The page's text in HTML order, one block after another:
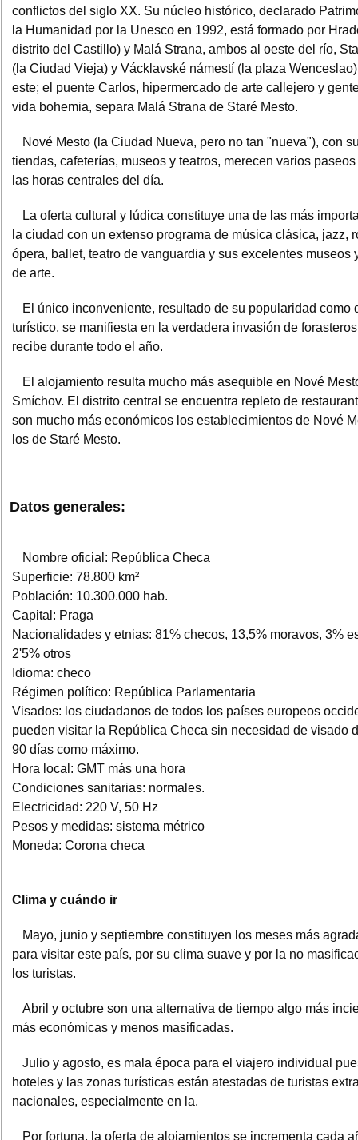
conflictos del siglo XX. Su núcleo histórico, declarado
la Humanidad por la Unesco en 1992, está formado por
distrito del Castillo) y Malá Strana, ambos al oeste del río,
(la Ciudad Vieja) y Vácklavské námestí (la plaza
este; el puente Carlos, hipermercado de arte callejero y
vida bohemia, separa Malá Strana de Staré Mesto.
Nové Mesto (la Ciudad Nueva, pero no tan "nueva"), con
tiendas, cafeterías, museos y teatros, merecen varios
las horas centrales del día.
La oferta cultural y lúdica constituye una de las más
la ciudad con un extenso programa de música clásica, jazz,
ópera, ballet, teatro de vanguardia y sus excelentes museos
de arte.
El único inconveniente, resultado de su popularidad como
turístico, se manifiesta en la verdadera invasión de
recibe durante todo el año.
El alojamiento resulta mucho más asequible en Nové
Smíchov. El distrito central se encuentra repleto de
son mucho más económicos los establecimientos de Nové
los de Staré Mesto.
Datos generales:
Nombre oficial: República Checa
Superficie: 78.800 km²
Población: 10.300.000 hab.
Capital: Praga
Nacionalidades y etnias: 81% checos, 13,5% moravos, 3%
2'5% otros
Idioma: checo
Régimen político: República Parlamentaria
Visados: los ciudadanos de todos los países europeos
pueden visitar la República Checa sin necesidad de visado
90 días como máximo.
Hora local: GMT más una hora
Condiciones sanitarias: normales.
Electricidad: 220 V, 50 Hz
Pesos y medidas: sistema métrico
Moneda: Corona checa
Clima y cuándo ir
Mayo, junio y septiembre constituyen los meses más
para visitar este país, por su clima suave y por la no
los turistas.
Abril y octubre son una alternativa de tiempo algo más
más económicas y menos masificadas.
Julio y agosto, es mala época para el viajero individual
hoteles y las zonas turísticas están atestadas de turistas
nacionales, especialmente en la.
Por fortuna, la oferta de alojamientos se incrementa cada